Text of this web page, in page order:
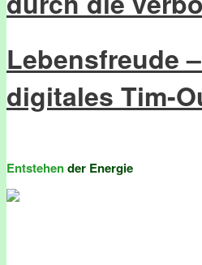
Lebensfreude
digitales Tim-
Entstehender Energie